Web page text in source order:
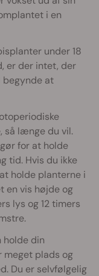
i en
under 18
er der intet, der
at
så længe du vil.
for at holde
tid. Hvis du ikke
holde planterne i
en vis højde og
lys og 12 timers
holde din
meget plads og
Du er selvfølgelig